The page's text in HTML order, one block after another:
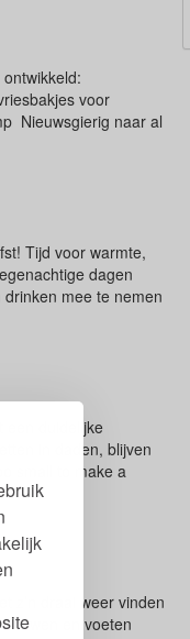
voor
Nieuwsgierig naar al
Tijd voor warmte,
dagen
mee te nemen
een duidelijke
in daden, blijven
small to make a
z’n draai weer vinden
en voeten